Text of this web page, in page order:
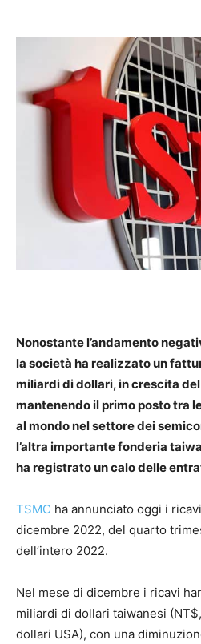
Nonostante l’andamento
la società ha realizzato un
miliardi di dollari, in crescita
mantenendo il primo posto tra
al mondo nel settore dei
l’altra importante fonderia
ha registrato un calo delle
TSMC ha annunciato oggi i
dicembre 2022, del quarto
dell’intero 2022.
Nel mese di dicembre i ricavi
miliardi di dollari taiwanesi
dollari USA), con una